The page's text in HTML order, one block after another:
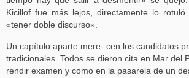
Kicillof fue más lejos, directamente lo
«tener doble discurso».
Un capítulo aparte mere- cen los candidatos
tradicionales. Todos se dieron cita en Mar del
rendir examen y como en la pasarela de un